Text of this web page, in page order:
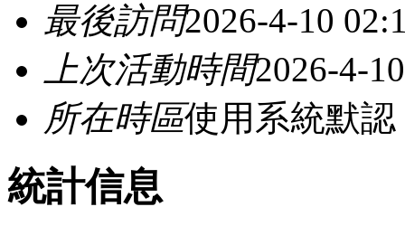
最後訪問2026-4-10
上次活動時間2026-4-
所在時區使用系統默認
統計信息